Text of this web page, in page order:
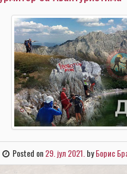
Posted on29. јул 2021. byБорис